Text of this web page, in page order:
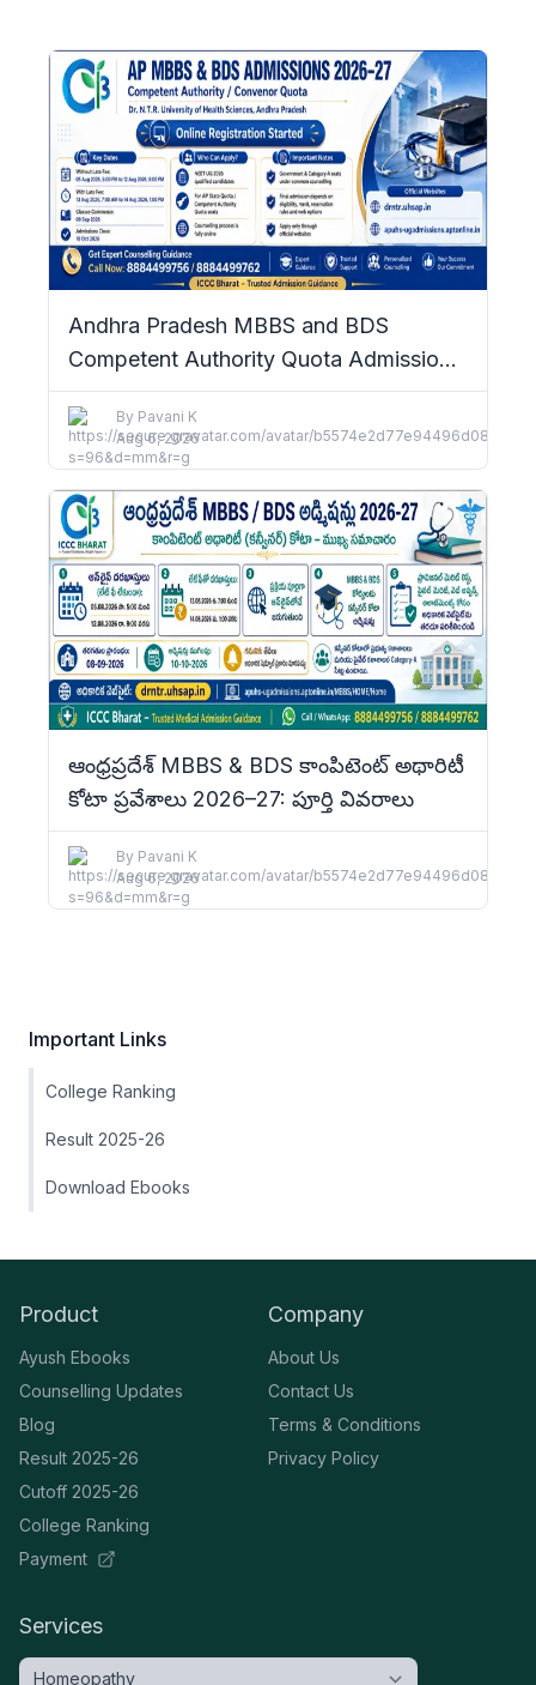
Andhra Pradesh MBBS and BDS
Competent Authority Quota Admissions
2026–27: Complete Details
By Pavani K
Aug 6, 2026
ఆంధ్రప్రదేశ్ MBBS & BDS కాంపిటెంట్ అథారిటీ
కోటా ప్రవేశాలు 2026–27: పూర్తి వివరాలు
By Pavani K
Aug 6, 2026
Important Links
College Ranking
Result 2025-26
Download Ebooks
Product
Ayush Ebooks
Counselling Updates
Blog
Result 2025-26
Cutoff 2025-26
College Ranking
Payment
Company
About Us
Contact Us
Terms & Conditions
Privacy Policy
Services